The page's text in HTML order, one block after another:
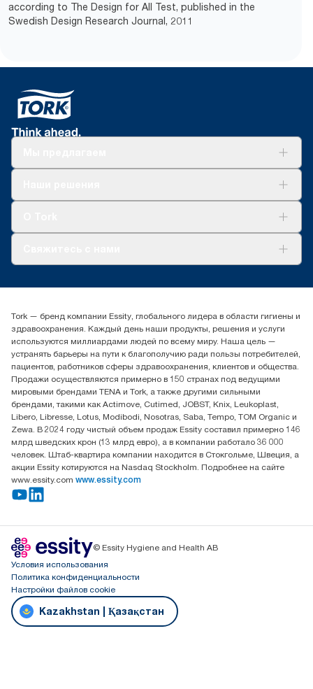
according to The Design for All Test, published in the
Swedish Design Research Journal, 2011
(+7) 777 779 0095
Контакты на рынках СНГ
ООО «Эссити», Представительство в Казахстане Пр.
Достык, 210, 2 блок, 3 этаж,
офис №32 050051, г.
Алматы, Казахстан
Tork — бренд компании Essity, глобального лидера в области гигиены и
здравоохранения. Каждый день наши продукты, решения и услуги
используются миллиардами людей по всему миру. Наша цель —
устранять барьеры на пути к благополучию ради пользы потребителей,
пациентов, работников сферы здравоохранения, клиентов и общества.
Продажи осуществляются примерно в 150 странах под ведущими
мировыми брендами TENA и Tork, а также другими сильными
брендами, такими как Actimove, Cutimed, JOBST, Knix, Leukoplast,
Libero, Libresse, Lotus, Modibodi, Nosotras, Saba, Tempo, TOM Organic и
Zewa. В 2024 году чистый объем продаж Essity составил примерно 146
млрд шведских крон (13 млрд евро), а в компании работало 36 000
человек. Штаб-квартира компании находится в Стокгольме, Швеция, а
акции Essity котируются на Nasdaq Stockholm. Подробнее на сайте
www.essity.com www.essity.com
© Essity Hygiene and Health AB
Условия использования
Политика конфиденциальности
Настройки файлов cookie
Kazakhstan | Қазақстан